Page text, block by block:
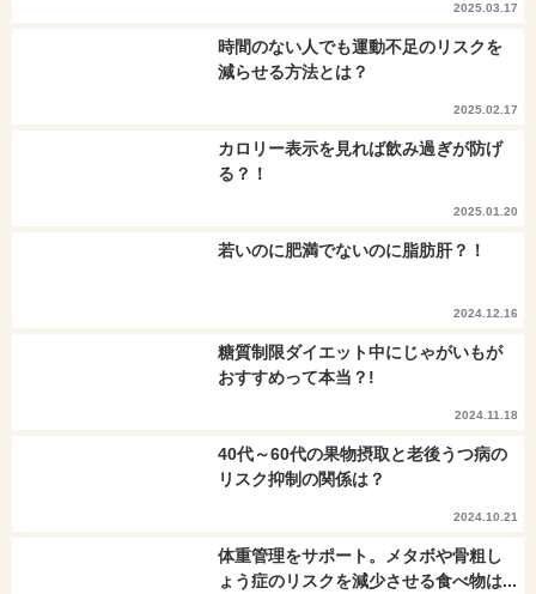
2025.03.17
時間のない人でも運動不足のリスクを
減らせる方法とは？
2025.02.17
カロリー表示を見れば飲み過ぎが防げ
る？！
2025.01.20
若いのに肥満でないのに脂肪肝？！
2024.12.16
糖質制限ダイエット中にじゃがいもが
おすすめって本当？!
2024.11.18
40代～60代の果物摂取と老後うつ病の
リスク抑制の関係は？
2024.10.21
体重管理をサポート。メタボや骨粗し
ょう症のリスクを減少させる食べ物は...